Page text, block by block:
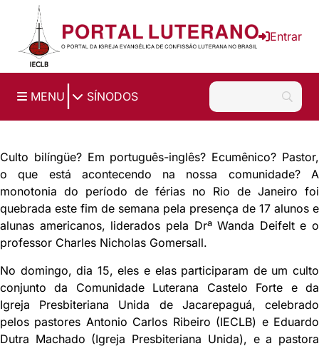
Ir para o conteúdo principal
Entrar
MENU SÍNODOS
Culto bilíngüe? Em português-inglês? Ecumênico? Pastor,
o que está acontecendo na nossa comunidade? A
monotonia do período de férias no Rio de Janeiro foi
quebrada este fim de semana pela presença de 17 alunos e
alunas americanos, liderados pela Drª Wanda Deifelt e o
professor Charles Nicholas Gomersall.
No domingo, dia 15, eles e elas participaram de um culto
conjunto da Comunidade Luterana Castelo Forte e da
Igreja Presbiteriana Unida de Jacarepaguá, celebrado
pelos pastores Antonio Carlos Ribeiro (IECLB) e Eduardo
Dutra Machado (Igreja Presbiteriana Unida), e a pastora